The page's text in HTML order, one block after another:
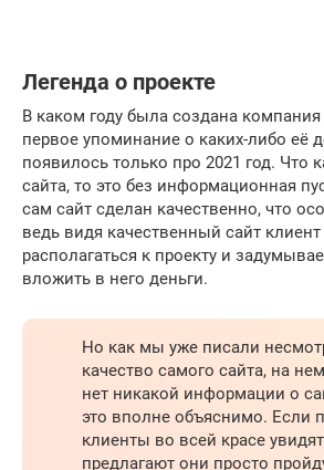
Легенда о проекте
В каком году была создана
первое упоминание о каких-либо её
появилось только про 2021 год. Что
сайта, то это без информационная
сам сайт сделан качественно, что
ведь видя качественный сайт
располагаться к проекту и
вложить в него деньги.
Но как мы уже писали
качество самого сайта, на
нет никакой информации о
это вполне объяснимо. Если
клиенты во всей красе
предлагают они просто